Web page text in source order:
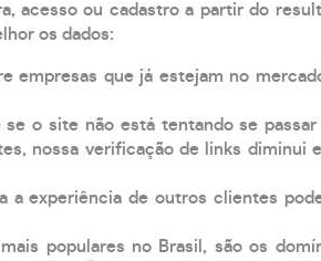
acesso ou cadastro a partir do
os dados:
empresas que já estejam no
o site não está tentando se
nossa verificação de links
a experiência de outros clientes
populares no Brasil, são os